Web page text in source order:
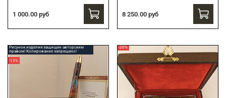
1 000.00 руб 8 250.00 руб
Рисунок изделия защищен авторским
правом! Копирование запрещено!
-13%
-20%